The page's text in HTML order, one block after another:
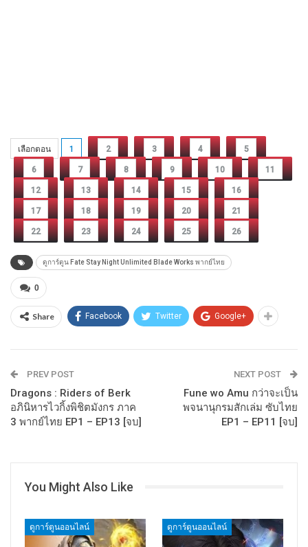
เลือกตอน 1 2 3 4 5
6 7 8 9 10 11
12 13 14 15 16
17 18 19 20 21
22 23 24 25 26
ดูการ์ตูน Fate Stay Night Unlimited Blade Works พากย์ไทย
0
Share Facebook Twitter Google+
PREV POST
Dragons : Riders of Berk
อภินิหารไวกิ้งพิชิตมังกร ภาค
3 พากย์ไทย EP1 – EP13 [จบ]
NEXT POST
Fune wo Amu กว่าจะเป็น
พจนานุกรมสักเล่ม ซับไทย
EP1 – EP11 [จบ]
You Might Also Like
ดูการ์ตูนออนไลน์ ดูการ์ตูนออนไลน์